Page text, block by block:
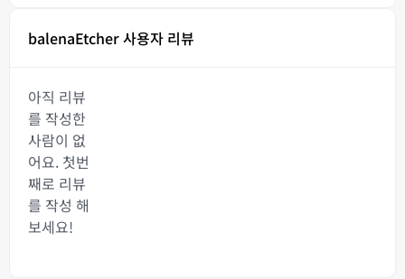
balenaEtcher 사용자 리뷰
아직 리뷰
를 작성한
사람이 없
어요. 첫번
째로 리뷰
를 작성 해
보세요!